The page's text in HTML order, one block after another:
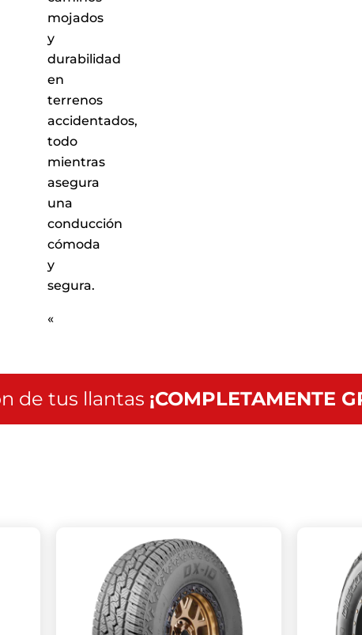
mojados
y
durabilidad
en
terrenos
accidentados,
todo
mientras
asegura
una
conducción
cómoda
y
segura.
«
de tus llantas ¡COMPLETAMENTE